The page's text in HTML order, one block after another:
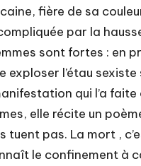
fière de sa
par la
sont fortes : en
exploser l’étau
qui l’a
elle récite un
tuent pas. La mort ,
le confinement à